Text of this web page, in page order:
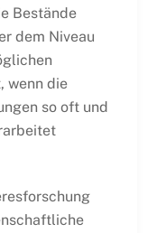
Bestände
dem Niveau
wenn die
so oft und